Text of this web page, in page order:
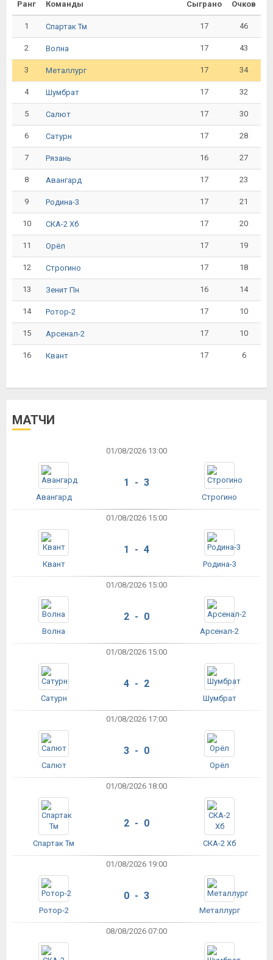
Ранг Команды Сыграно Очков
1 Спартак Тм 17 46
2 Волна 17 43
3 Металлург 17 34
4 Шумбрат 17 32
5 Салют 17 30
6 Сатурн 17 28
7 Рязань 16 27
8 Авангард 17 23
9 Родина-3 17 21
10 СКА-2 Хб 17 20
11 Орёл 17 19
12 Строгино 17 18
13 Зенит Пн 16 14
14 Ротор-2 17 10
15 Арсенал-2 17 10
16 Квант 17 6
МАТЧИ
01/08/2026 13:00
Авангард
1 - 3
Строгино
01/08/2026 15:00
Квант
1 - 4
Родина-3
01/08/2026 15:00
Волна
2 - 0
Арсенал-2
01/08/2026 15:00
Сатурн
4 - 2
Шумбрат
01/08/2026 17:00
Салют
3 - 0
Орёл
01/08/2026 18:00
Спартак Тм
2 - 0
СКА-2 Хб
01/08/2026 19:00
Ротор-2
0 - 3
Металлург
08/08/2026 07:00